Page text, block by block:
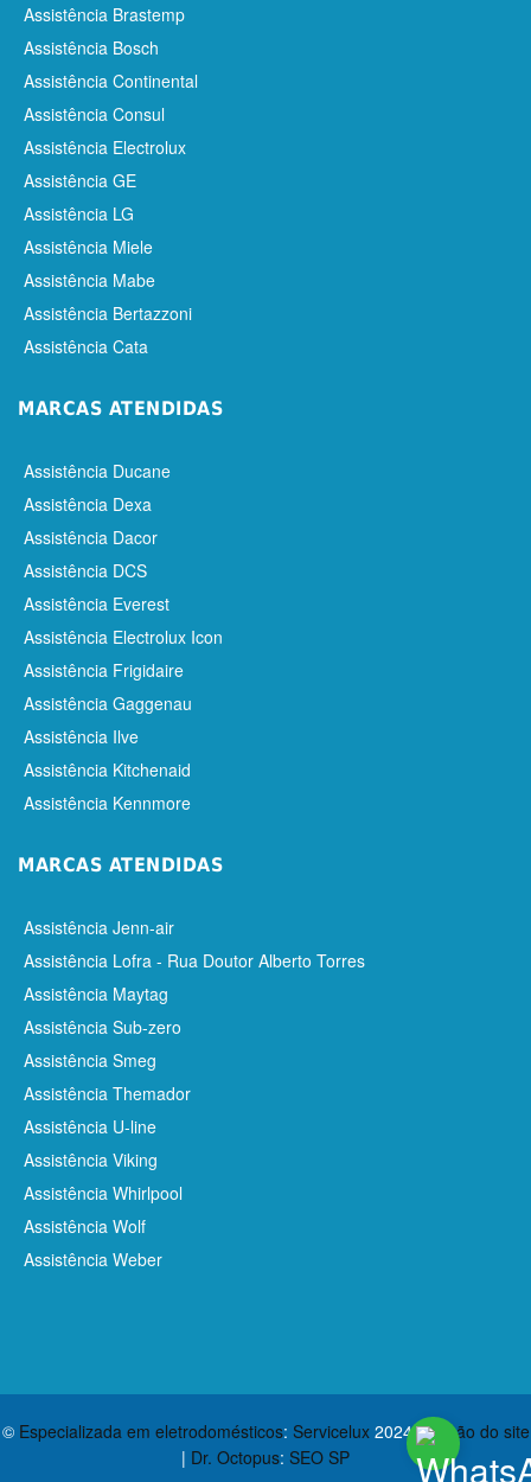
Assistência Brastemp
Assistência Bosch
Assistência Continental
Assistência Consul
Assistência Electrolux
Assistência GE
Assistência LG
Assistência Miele
Assistência Mabe
Assistência Bertazzoni
Assistência Cata
MARCAS ATENDIDAS
Assistência Ducane
Assistência Dexa
Assistência Dacor
Assistência DCS
Assistência Everest
Assistência Electrolux Icon
Assistência Frigidaire
Assistência Gaggenau
Assistência Ilve
Assistência Kitchenaid
Assistência Kennmore
MARCAS ATENDIDAS
Assistência Jenn-air
Assistência Lofra - Rua Doutor Alberto Torres
Assistência Maytag
Assistência Sub-zero
Assistência Smeg
Assistência Themador
Assistência U-line
Assistência Viking
Assistência Whirlpool
Assistência Wolf
Assistência Weber
© Especializada em eletrodomésticos: Servicelux2024Criação do site
| Dr. Octopus: SEO SP